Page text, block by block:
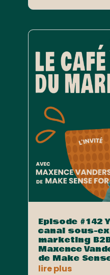
Episode #142
canal sous-
marketing
Maxence
de Make
lire plus